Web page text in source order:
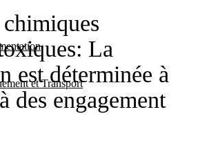
et Transport
chimiques
La
est déterminée à
des engagement